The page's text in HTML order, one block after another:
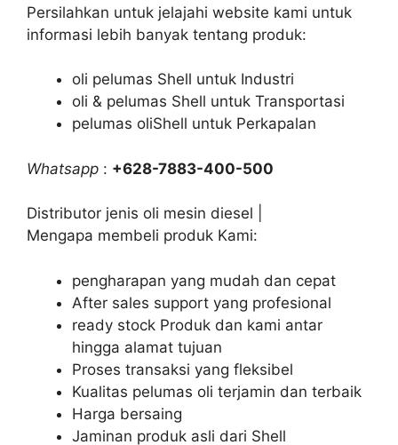
Persilahkan untuk jelajahi website kami untuk
informasi lebih banyak tentang produk:
oli pelumas Shell untuk Industri
oli & pelumas Shell untuk Transportasi
pelumas oliShell untuk Perkapalan
Whatsapp : +628-7883-400-500
Distributor jenis oli mesin diesel |
Mengapa membeli produk Kami:
pengharapan yang mudah dan cepat
After sales support yang profesional
ready stock Produk dan kami antar
hingga alamat tujuan
Proses transaksi yang fleksibel
Kualitas pelumas oli terjamin dan terbaik
Harga bersaing
Jaminan produk asli dari Shell